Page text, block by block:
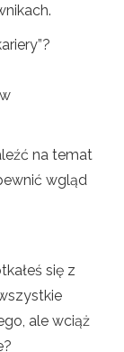
na temat
wgląd
się z
ale wciąż